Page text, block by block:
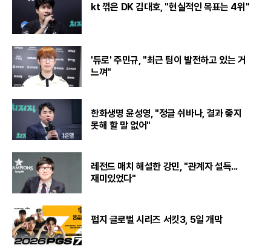
kt 꺾은 DK 김대호, "현실적인 목표는 4위"
'듀로' 주민규, "최근 팀이 발전하고 있는 거
느껴"
한화생명 윤성영, "정글 쉬바나, 결과 좋지
못해 할 말 없어"
레전드 매치 해설한 강민, "관계자 설득...
재미있었다"
펍지 글로벌 시리즈 서킷3, 5일 개막